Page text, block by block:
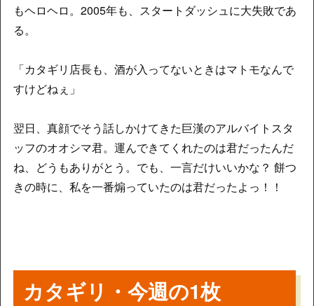
もヘロヘロ。2005年も、スタートダッシュに大失敗であ
る。
「カタギリ店長も、酒が入ってないときはマトモなんで
すけどねぇ」
翌日、真顔でそう話しかけてきた巨漢のアルバイトスタ
ッフのオオシマ君。運んできてくれたのは君だったんだ
ね、どうもありがとう。でも、一言だけいいかな？ 餅つ
きの時に、私を一番煽っていたのは君だったよっ！！
カタギリ・今週の1枚